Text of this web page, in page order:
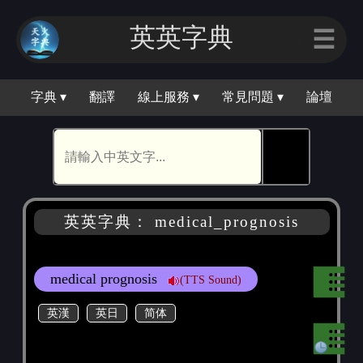
英英字典 ☰
字典 ▾ 翻譯 線上服務 ▾ 常見問題 ▾ 論壇
英英字典： medical_prognosis
medical prognosis (TTS Sound)
英漢 英日 简体